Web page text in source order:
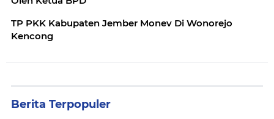
TP PKK Kabupaten Jember Monev Di Wonorejo
Kencong
Berita Terpopuler